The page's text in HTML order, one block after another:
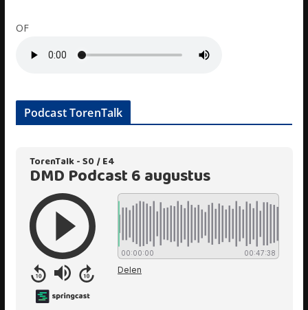
OF
Podcast TorenTalk